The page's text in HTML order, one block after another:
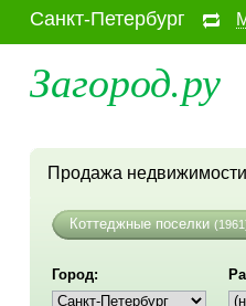
Санкт-Петербург
Загород.ру
Продажа недвижимости
Коттеджные поселки
Город: